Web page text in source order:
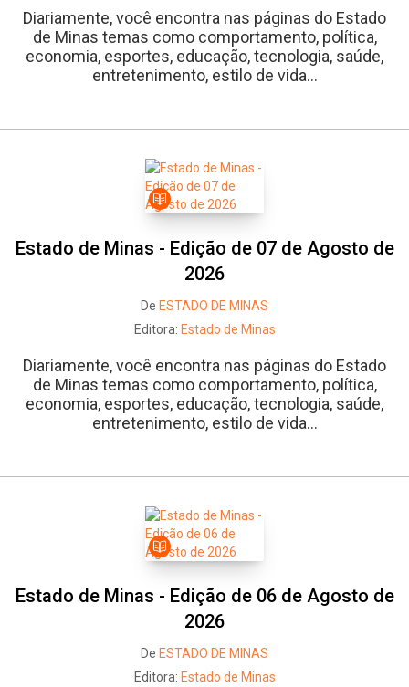
Diariamente, você encontra nas páginas do Estado
de Minas temas como comportamento, política,
economia, esportes, educação, tecnologia, saúde,
entretenimento, estilo de vida...
Estado de Minas - Edição de 07 de Agosto de
2026
De ESTADO DE MINAS
Editora: Estado de Minas
Diariamente, você encontra nas páginas do Estado
de Minas temas como comportamento, política,
economia, esportes, educação, tecnologia, saúde,
entretenimento, estilo de vida...
Estado de Minas - Edição de 06 de Agosto de
2026
De ESTADO DE MINAS
Editora: Estado de Minas